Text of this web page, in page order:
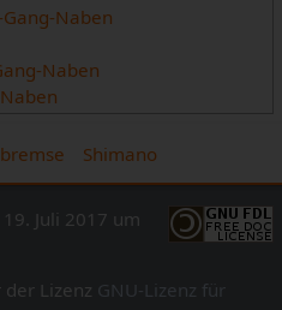
Naben
Naben
Shimano
Juli 2017 um
Lizenz GNU-Lizenz für